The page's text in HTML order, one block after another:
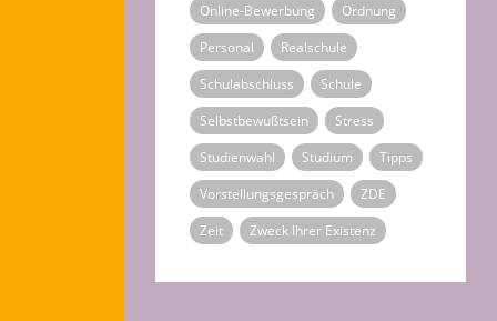
Online-Bewerbung
Ordnung
Personal
Realschule
Schulabschluss
Schule
Selbstbewußtsein
Stress
Studienwahl
Studium
Tipps
Vorstellungsgespräch
ZDE
Zeit
Zweck Ihrer Existenz